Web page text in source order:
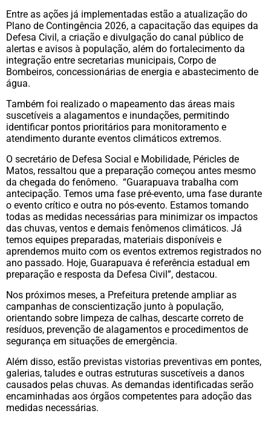
Entre as ações já implementadas estão a atualização do
Plano de Contingência 2026, a capacitação das equipes da
Defesa Civil, a criação e divulgação do canal público de
alertas e avisos à população, além do fortalecimento da
integração entre secretarias municipais, Corpo de
Bombeiros, concessionárias de energia e abastecimento de
água.
Também foi realizado o mapeamento das áreas mais
suscetíveis a alagamentos e inundações, permitindo
identificar pontos prioritários para monitoramento e
atendimento durante eventos climáticos extremos.
O secretário de Defesa Social e Mobilidade, Péricles de
Matos, ressaltou que a preparação começou antes mesmo
da chegada do fenômeno. “Guarapuava trabalha com
antecipação. Temos uma fase pré-evento, uma fase durante
o evento crítico e outra no pós-evento. Estamos tomando
todas as medidas necessárias para minimizar os impactos
das chuvas, ventos e demais fenômenos climáticos. Já
temos equipes preparadas, materiais disponíveis e
aprendemos muito com os eventos extremos registrados no
ano passado. Hoje, Guarapuava é referência estadual em
preparação e resposta da Defesa Civil”, destacou.
Nos próximos meses, a Prefeitura pretende ampliar as
campanhas de conscientização junto à população,
orientando sobre limpeza de calhas, descarte correto de
resíduos, prevenção de alagamentos e procedimentos de
segurança em situações de emergência.
Além disso, estão previstas vistorias preventivas em pontes,
galerias, taludes e outras estruturas suscetíveis a danos
causados pelas chuvas. As demandas identificadas serão
encaminhadas aos órgãos competentes para adoção das
medidas necessárias.